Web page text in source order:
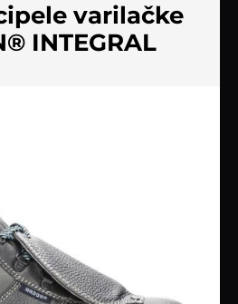
varilačke
INTEGRAL